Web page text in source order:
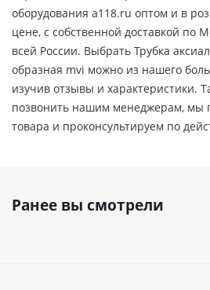
оборудования a118.ru оптом и в
цене, c собственной доставкой по
всей России. Выбрать Трубка
образная mvi можно из нашего
изучив отзывы и характеристики.
позвонить нашим менеджерам, мы
товара и проконсультируем по
Ранее вы смотрели